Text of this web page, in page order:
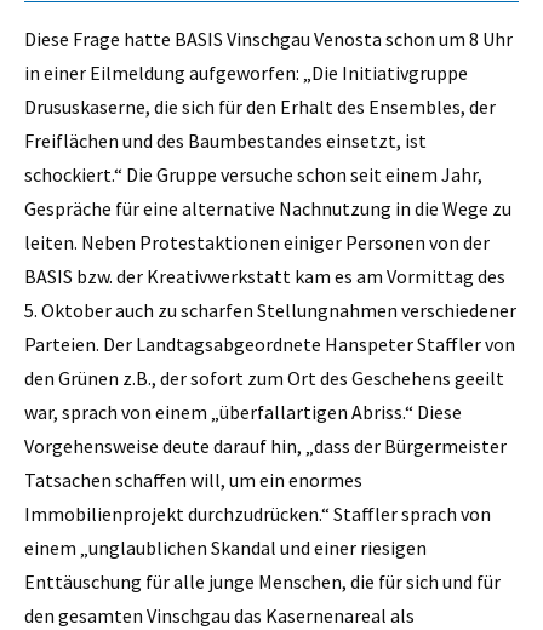
Diese Frage hatte BASIS Vinschgau Venosta schon um 8 Uhr
in einer Eilmeldung aufgeworfen: „Die Initiativgruppe
Drususkaserne, die sich für den Erhalt des Ensembles, der
Freiflächen und des Baumbestandes einsetzt, ist
schockiert.“ Die Gruppe versuche schon seit einem Jahr,
Gespräche für eine alternative Nachnutzung in die Wege zu
leiten. Neben Protestaktionen einiger Personen von der
BASIS bzw. der Kreativwerkstatt kam es am Vormittag des
5. Oktober auch zu scharfen Stellungnahmen verschiedener
Parteien. Der Landtagsabgeordnete Hanspeter Staffler von
den Grünen z.B., der sofort zum Ort des Geschehens geeilt
war, sprach von einem „überfallartigen Abriss.“ Diese
Vorgehensweise deute darauf hin, „dass der Bürgermeister
Tatsachen schaffen will, um ein enormes
Immobilienprojekt durchzudrücken.“ Staffler sprach von
einem „unglaublichen Skandal und einer riesigen
Enttäuschung für alle junge Menschen, die für sich und für
den gesamten Vinschgau das Kasernenareal als